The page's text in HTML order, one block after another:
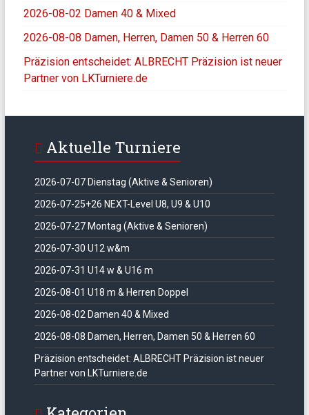
2026-08-02 Damen 40 & Mixed
2026-08-08 Damen, Herren, Damen 50 & Herren 60
Präzision entscheidet: ALBRECHT Präzision ist neuer
Partner von LKTurniere.de
Aktuelle Turniere
2026-07-07 Dienstag (Aktive & Senioren)
2026-07-25+26 NEXT-Level U8, U9 & U10
2026-07-27 Montag (Aktive & Senioren)
2026-07-30 U12 w&m
2026-07-31 U14 w & U16 m
2026-08-01 U18 m & Herren Doppel
2026-08-02 Damen 40 & Mixed
2026-08-08 Damen, Herren, Damen 50 & Herren 60
Präzision entscheidet: ALBRECHT Präzision ist neuer
Partner von LKTurniere.de